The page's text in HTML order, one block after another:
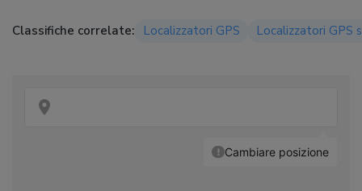
Classifiche correlate: Localizzatori GPS Localizzatori GPS